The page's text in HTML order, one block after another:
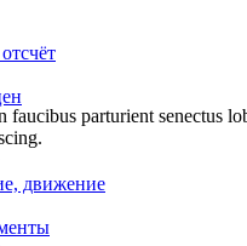
движение
faucibus parturient senectus